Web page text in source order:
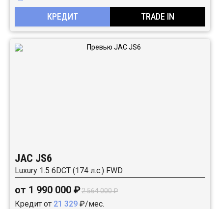
КРЕДИТ TRADE IN
JAC JS6
Luxury 1.5 6DCT (174 л.с.) FWD
от 1 990 000 ₽2 564 000 ₽
Кредит от 21 329 ₽/мес.